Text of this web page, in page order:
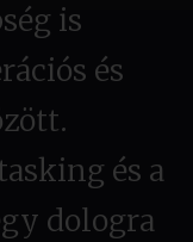
is
és
és a
dologra